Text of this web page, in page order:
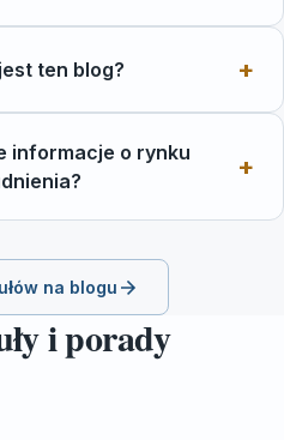
ten blog?
informacje o rynku
na blogu
i porady